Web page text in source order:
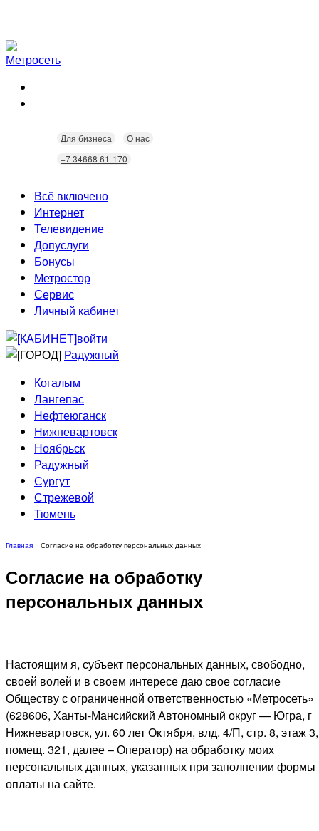
Для бизнеса
О нас
+7 34668 61-170
Всё включено
Интернет
Скорость
Безопасность
Wi-Fi
Технологии
Телевидение
Кабельное ТВ
Интерактивное ТВ
Допуслуги
Видеонаблюдение
Городские камеры
Домофония
Бонусы
Статусы
Бонусы
Скидки
Метростор
Сервис
Неисправности
Домовые сети
Личный кабинет
войти
Радужный
Когалым
Лангепас
Нефтеюганск
Нижневартовск
Ноябрьск
Радужный
Сургут
Стрежевой
Тюмень
Главная Согласие на обработку персональных данных
Согласие на обработку
персональных данных
Настоящим я, субъект персональных данных, свободно,
своей волей и в своем интересе даю свое согласие
Обществу с ограниченной ответственностью «Метросеть»
(628606, Ханты-Мансийский Автономный округ — Югра, г
Нижневартовск, ул. 60 лет Октября, влд. 4/П, стр. 8, этаж 3,
помещ. 321, далее – Оператор) на обработку моих
персональных данных, указанных при заполнении формы
оплаты на сайте.